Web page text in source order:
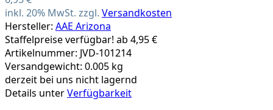
inkl. 20% MwSt. zzgl. Versandkosten
Hersteller: AAE Arizona
Staffelpreise verfügbar! ab 4,95 €
Artikelnummer: JVD-101214
Versandgewicht: 0.005 kg
derzeit bei uns nicht lagernd
Details unterVerfügbarkeit